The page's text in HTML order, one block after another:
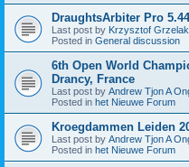
DraughtsArbiter Pro
Last post by Krzysztof Grzelak
Posted in General discussion
6th Open World
Drancy, France
Last post by Andrew Tjon A
Posted in het Nieuwe Forum
Kroegdammen Leiden
Last post by Andrew Tjon A
Posted in het Nieuwe Forum